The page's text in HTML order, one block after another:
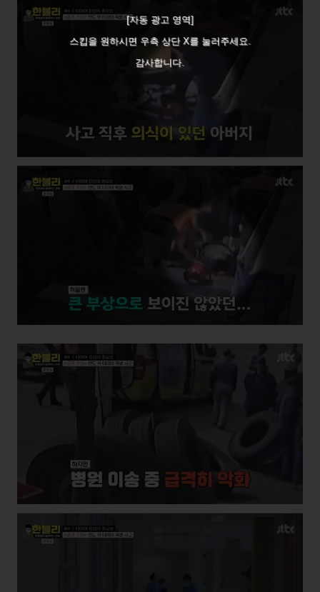
[자동 광고 영역]
스킵을 원하시면 우측 상단 X를 눌러주세요.
감사합니다.